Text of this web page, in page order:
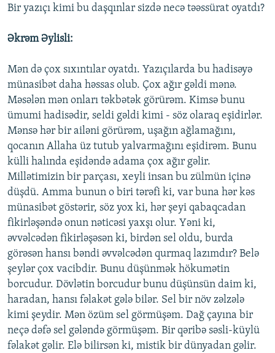
Bir yazıçı kimi bu daşqınlar sizdə necə təəssürat oyatdı?
Əkrəm Əylisli:
Mən də çox sıxıntılar oyatdı. Yazıçılarda bu hadisəyə
münasibət daha həssas olub. Çox ağır gəldi mənə.
Məsələn mən onları təkbətək görürəm. Kimsə bunu
ümumi hadisədir, seldi gəldi kimi - söz olaraq eşidirlər.
Mənsə hər bir ailəni görürəm, uşağın ağlamağını,
qocanın Allaha üz tutub yalvarmağını eşidirəm. Bunu
külli halında eşidəndə adama çox ağır gəlir.
Millətimizin bir parçası, xeyli insan bu zülmün içinə
düşdü. Amma bunun o biri tərəfi ki, var buna hər kəs
münasibət göstərir, söz yox ki, hər şeyi qabaqcadan
fikirləşəndə onun nəticəsi yaxşı olur. Yəni ki,
əvvəlcədən fikirləşəsən ki, birdən sel oldu, burda
görəsən hansı bəndi əvvəlcədən qurmaq lazımdır? Belə
şeylər çox vacibdir. Bunu düşünmək hökumətin
borcudur. Dövlətin borcudur bunu düşünsün daim ki,
haradan, hansı fəlakət gələ bilər. Sel bir növ zəlzələ
kimi şeydir. Mən özüm sel görmüşəm. Dağ çayına bir
neçə dəfə sel gələndə görmüşəm. Bir qəribə səsli-küylü
fəlakət gəlir. Elə bilirsən ki, mistik bir dünyadan gəlir.